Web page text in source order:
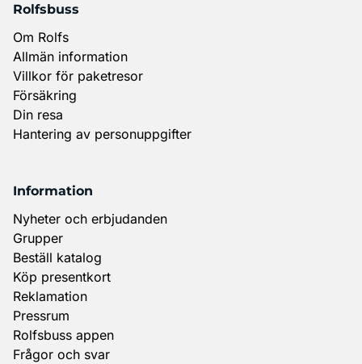
Rolfsbuss
Om Rolfs
Allmän information
Villkor för paketresor
Försäkring
Din resa
Hantering av personuppgifter
Information
Nyheter och erbjudanden
Grupper
Beställ katalog
Köp presentkort
Reklamation
Pressrum
Rolfsbuss appen
Frågor och svar